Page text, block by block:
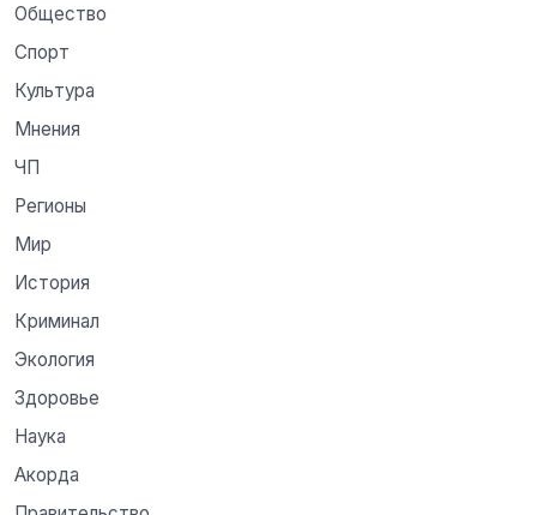
Общество
Спорт
Культура
Мнения
ЧП
Регионы
Мир
История
Криминал
Экология
Здоровье
Наука
Акорда